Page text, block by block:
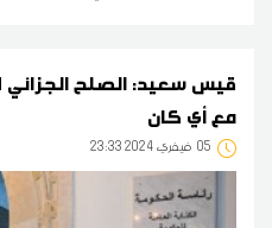
قيس سعيد: الصلح
مع أي كان
05 23:33 2024 فيفري